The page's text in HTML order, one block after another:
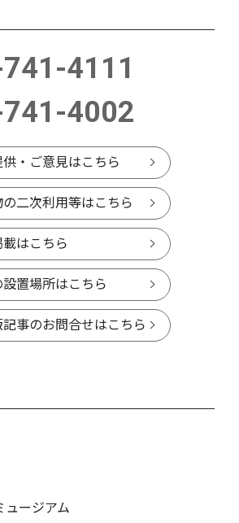
4111
4002
・ご意見はこちら
の二次利用等はこちら
はこちら
置場所はこちら
記事のお問合せはこちら
ュージアム